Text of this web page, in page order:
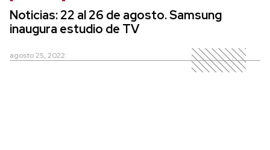
Noticias: 22 al 26 de agosto. Samsung
inaugura estudio de TV
agosto 25, 2022